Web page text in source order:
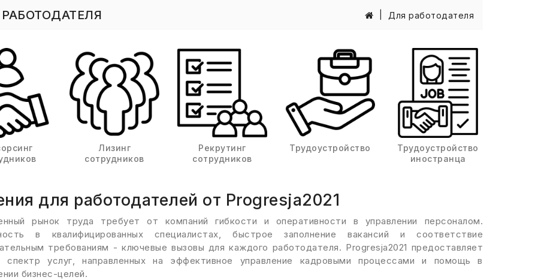
Для работодателя
Лизинг
сотрудников
Рекрутинг
сотрудников
Трудоустройство
Трудоустройство
иностранца
для работодателей от Progresja2021
рынок труда требует от компаний гибкости и оперативности в управлении персоналом.
в квалифицированных специалистах, быстрое заполнение вакансий и соответствие
требованиям - ключевые вызовы для каждого работодателя. Progresja2021 предоставляет
спектр услуг, направленных на эффективное управление кадровыми процессами и помощь в
бизнес-целей.